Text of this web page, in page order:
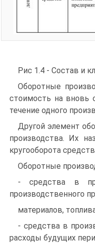
Рис 1.4 - Состав и
Оборотные
стоимость на вновь
течение одного
Другой элемент
производства. Их
кругооборота
Оборотные
- средства в
производственного
материалов,
- средства в
расходы будущих